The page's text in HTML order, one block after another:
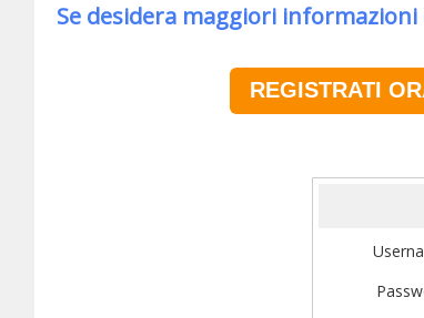
Se desidera maggiori
REGISTRATI